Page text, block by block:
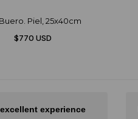
Piel, 25x40cm
$770 USD
experience